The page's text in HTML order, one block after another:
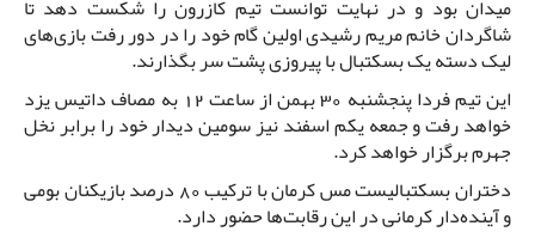
میدان بود و در نهایت توانست تیم کازرون را شکست دهد تا
شاگردان خانم مریم رشیدی اولین گام خود را در دور رفت بازی‌های
لیک دسته یک بسکتبال با پیروزی پشت سر بگذارند.
این تیم فردا پنجشنبه 30 بهمن از ساعت 12 به مصاف داتیس یزد
خواهد رفت و جمعه یکم اسفند نیز سومین دیدار خود را برابر نخل
جهرم برگزار خواهد کرد.
دختران بسکتبالیست مس کرمان با ترکیب 80 درصد بازیکنان بومی
و آینده‌دار کرمانی در این رقابت‌ها حضور دارد.